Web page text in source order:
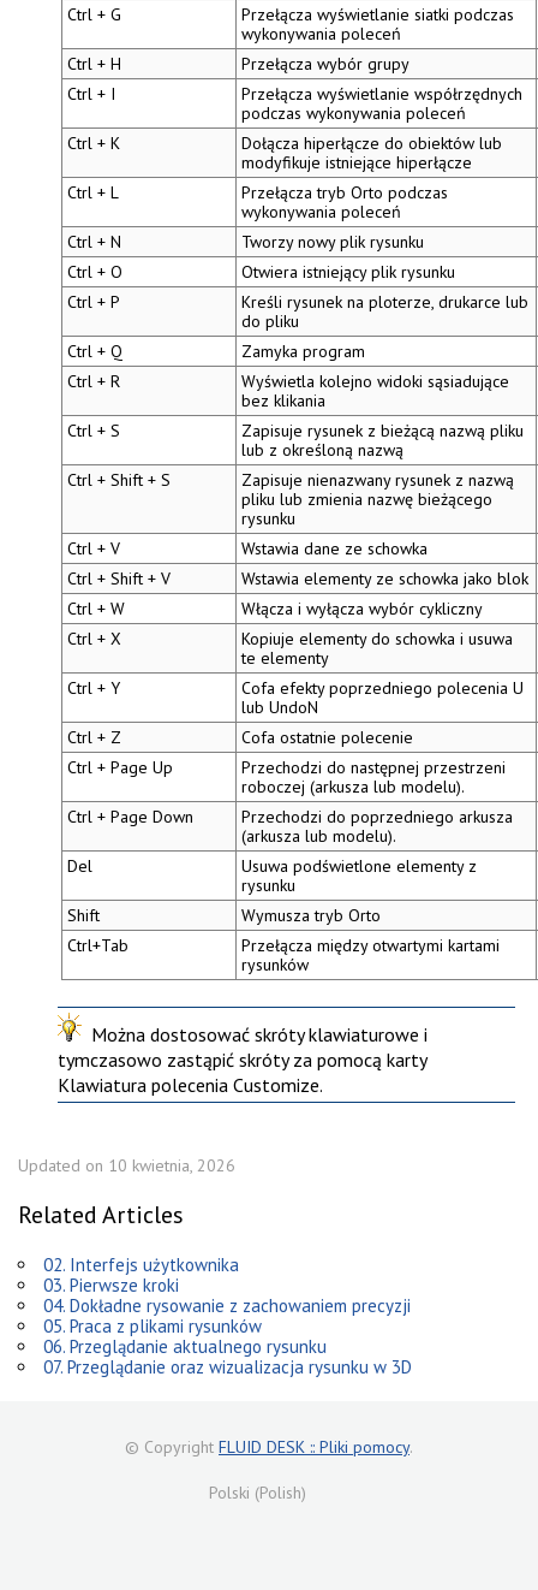
Ctrl + G
Przełącza wyświetlanie siatki podczas
wykonywania poleceń
Ctrl + H
Przełącza wybór grupy
Ctrl + I
Przełącza wyświetlanie współrzędnych
podczas wykonywania poleceń
Ctrl + K
Dołącza hiperłącze do obiektów lub
modyfikuje istniejące hiperłącze
Ctrl + L
Przełącza tryb Orto podczas
wykonywania poleceń
Ctrl + N
Tworzy nowy plik rysunku
Ctrl + O
Otwiera istniejący plik rysunku
Ctrl + P
Kreśli rysunek na ploterze, drukarce lub
do pliku
Ctrl + Q
Zamyka program
Ctrl + R
Wyświetla kolejnowidoki sąsiadujące
bez klikania
Ctrl + S
Zapisuje rysunek z bieżącą nazwą pliku
lub z określoną nazwą
Ctrl + Shift + S
Zapisuje nienazwany rysunek z nazwą
pliku lub zmienia nazwę bieżącego
rysunku
Ctrl + V
Wstawia dane ze schowka
Ctrl + Shift + V
Wstawia elementy ze schowka jako blok
Ctrl + W
Włącza i wyłączawybór cykliczny
Ctrl + X
Kopiuje elementy do schowka i usuwa
te elementy
Ctrl + Y
Cofa efekty poprzedniego poleceniaU
lubUndoN
Ctrl + Z
Cofa ostatnie polecenie
Ctrl + Page Up
Przechodzi do następnej przestrzeni
roboczej (arkusza lub modelu).
Ctrl + Page Down
Przechodzi do poprzedniego arkusza
(arkusza lub modelu).
Del
Usuwa podświetlone elementy z
rysunku
Shift
Wymuszatryb Orto
Ctrl+Tab
Przełącza między otwartymi kartami
rysunków
Można dostosować skróty klawiaturowe i
tymczasowo zastąpić skróty za pomocą karty
Klawiatura poleceniaCustomize.
Updated on 10 kwietnia, 2026
Related Articles
02. Interfejs użytkownika
03. Pierwsze kroki
04. Dokładne rysowanie z zachowaniem precyzji
05. Praca z plikami rysunków
06. Przeglądanie aktualnego rysunku
07. Przeglądanie oraz wizualizacja rysunku w 3D
© Copyright FLUID DESK :: Pliki pomocy.
Polski (Polish)